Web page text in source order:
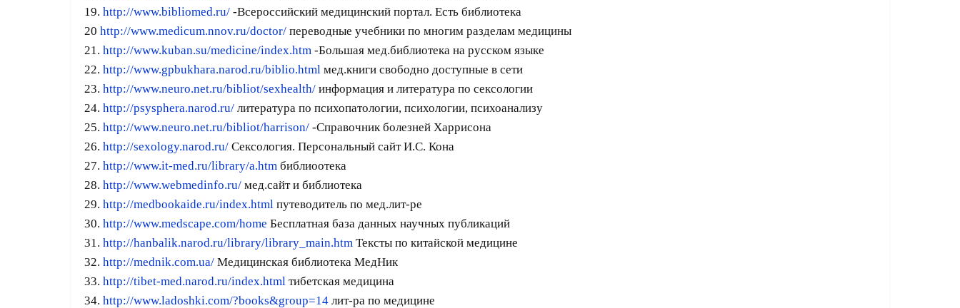
19. http://www.bibliomed.ru/ -Всероссийский медицинский портал. Есть библиотека
20 http://www.medicum.nnov.ru/doctor/ переводные учебники по многим разделам медицины
21. http://www.kuban.su/medicine/index.htm -Большая мед.библиотека на русском языке
22. http://www.gpbukhara.narod.ru/biblio.html мед.книги свободно доступные в сети
23. http://www.neuro.net.ru/bibliot/sexhealth/ информация и литература по сексологии
24. http://psysphera.narod.ru/ литература по психопатологии, психологии, психоанализу
25. http://www.neuro.net.ru/bibliot/harrison/ -Справочник болезней Харрисона
26. http://sexology.narod.ru/ Сексология. Персональный сайт И.С. Кона
27. http://www.it-med.ru/library/a.htm библиоотека
28. http://www.webmedinfo.ru/ мед.сайт и библиотека
29. http://medbookaide.ru/index.html путеводитель по мед.лит-ре
30. http://www.medscape.com/home Бесплатная база данных научных публикаций
31. http://hanbalik.narod.ru/library/library_main.htm Тексты по китайской медицине
32. http://mednik.com.ua/ Медицинская библиотека МедНик
33. http://tibet-med.narod.ru/index.html тибетская медицина
34. http://www.ladoshki.com/?books&group=14 лит-ра по медицине